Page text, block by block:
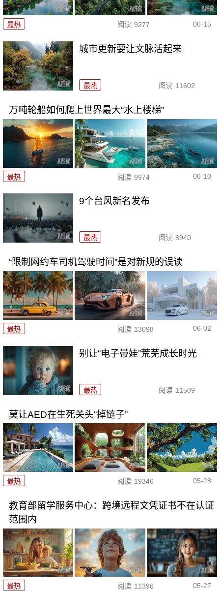
最热 阅读 9277 06-15
城市更新要让文脉活起来
最热 阅读 11602
万吨轮船如何爬上世界最大“水上楼梯”
最热 阅读 9974 06-10
9个台风新名发布
最热 阅读 8940
“限制网约车司机驾驶时间”是对新规的误读
最热 阅读 13098 06-02
别让“电子带娃”荒芜成长时光
最热 阅读 11509
莫让AED在生死关头“掉链子”
最热 阅读 19346 05-28
教育部留学服务中心：跨境远程文凭证书不在认证
范围内
最热 阅读 11396 05-27